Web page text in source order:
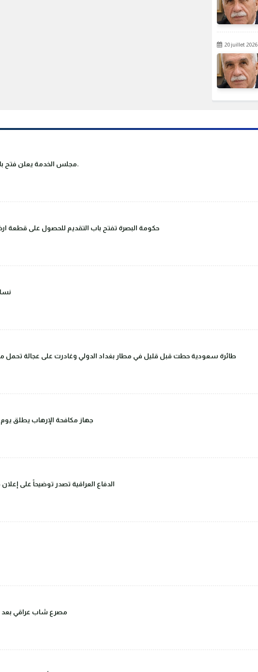
20 juillet 2026
مجلس الخدمة يعلن فتح باب التعيين على ملاك دوائر الدولة والقطاع العام.
حكومة البصرة تفتح باب التقديم للحصول على قطعة
طائرة سعودية حطت قبل قليل في مطار بغداد الدولي وغادرت على عجالة تحمل
جهاز مكافحة الإرهاب يطلق يوم
الدفاع العراقية تصدر توضيحاً على
مصرع شاب عراقي بعد